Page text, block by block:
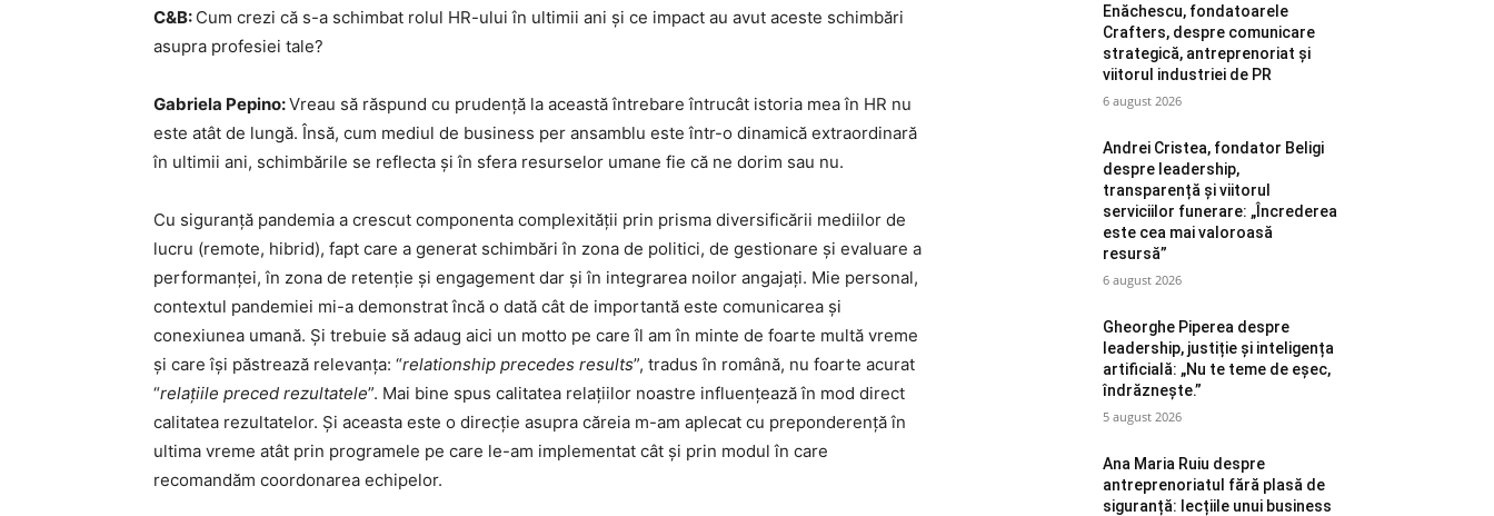
C&B: Cum crezi că s-a schimbat rolul HR-ului în ultimii ani și ce impact au avut aceste schimbări
asupra profesiei tale?
Gabriela Pepino:Vreau să răspund cu prudență la această întrebare întrucât istoria mea în HR nu
este atât de lungă. Însă, cum mediul de business per ansamblu este într-o dinamică extraordinară
în ultimii ani, schimbările se reflecta și în sfera resurselor umane fie că ne dorim sau nu.
Cu siguranță pandemia a crescut componenta complexității prin prisma diversificării mediilor de
lucru (remote, hibrid), fapt care a generat schimbări în zona de politici, de gestionare și evaluare a
performanței, în zona de retenție și engagement dar și în integrarea noilor angajați. Mie personal,
contextul pandemiei mi-a demonstrat încă o dată cât de importantă este comunicarea și
conexiunea umană. Și trebuie să adaug aici un motto pe care îl am în minte de foarte multă vreme
și care își păstrează relevanța: “relationship precedes results”, tradus în română, nu foarte acurat
“relațiile preced rezultatele”. Mai bine spus calitatea relațiilor noastre influențează în mod direct
calitatea rezultatelor. Și aceasta este o direcție asupra căreia m-am aplecat cu preponderență în
ultima vreme atât prin programele pe care le-am implementat cât și prin modul în care
recomandăm coordonarea echipelor.
Enăchescu, fondatoarele
Crafters, despre comunicare
strategică, antreprenoriat și
viitorul industriei de PR
6 august 2026
Andrei Cristea, fondator Beligi
despre leadership,
transparență și viitorul
serviciilor funerare: „Încrederea
este cea mai valoroasă
resursă”
6 august 2026
Gheorghe Piperea despre
leadership, justiție și inteligența
artificială: „Nu te teme de eșec,
îndrăznește.”
5 august 2026
Ana Maria Ruiu despre
antreprenoriatul fără plasă de
siguranță: lecțiile unui business